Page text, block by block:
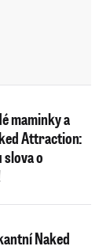
maminky a
Attraction:
o
Naked